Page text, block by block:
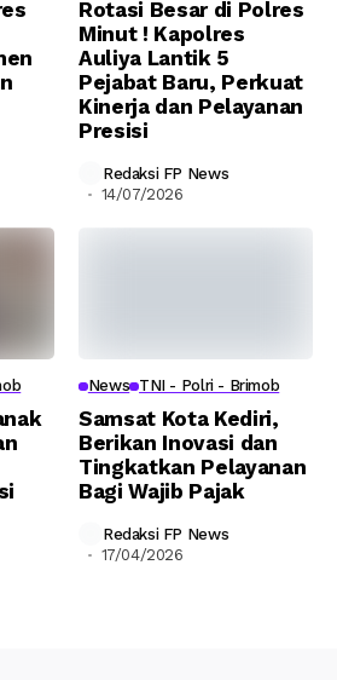
Rotasi Besar di Polres
Minut ! Kapolres
Auliya Lantik 5
Pejabat Baru, Perkuat
Kinerja dan Pelayanan
Presisi
Redaksi FP News
14/07/2026
News TNI - Polri - Brimob
Samsat Kota Kediri,
Berikan Inovasi dan
Tingkatkan Pelayanan
Bagi Wajib Pajak
Redaksi FP News
17/04/2026